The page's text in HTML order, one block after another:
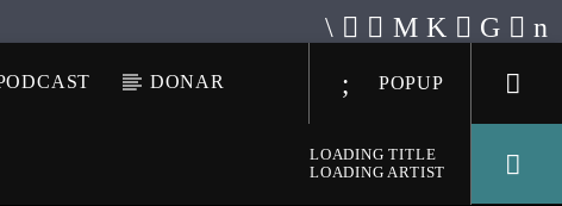
DONAR POPUP
LOADING TITLE
LOADING ARTIST